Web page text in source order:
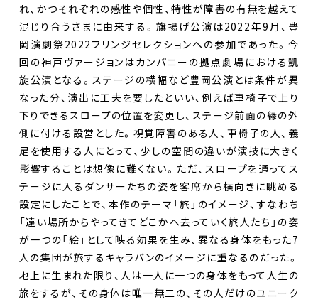
れ、かつそれぞれの感性や個性、特性が障害の有無を越えて
混じり合うさまに由来する。旗揚げ公演は2022年9月、豊
岡演劇祭2022フリンジセレクションへの参加であった。今
回の神戸ヴァージョンはカンパニーの拠点劇場における凱
旋公演となる。ステージの横幅など豊岡公演とは条件が異
なった分、演出に工夫を要したといい、例えば車椅子で上り
下りできるスロープの位置を変更し、ステージ前面の縁の外
側に付ける設営とした。視覚障害のある人、車椅子の人、義
足を使用する人にとって、少しの空間の違いが演技に大きく
影響することは想像に難くない。ただ、スロープを通ってス
テージに入るダンサーたちの姿を客席から横向きに眺める
設定にしたことで、本作のテーマ「旅」のイメージ、すなわち
「遠い場所からやってきてどこかへ去っていく旅人たち」の姿
が一つの「絵」として映る効果を生み、異なる身体をもった7
人の集団が旅するキャラバンのイメージに重なるのだった。
地上に生まれた限り、人は一人に一つの身体をもって人生の
旅をするが、その身体は唯一無二の、その人だけのユニーク